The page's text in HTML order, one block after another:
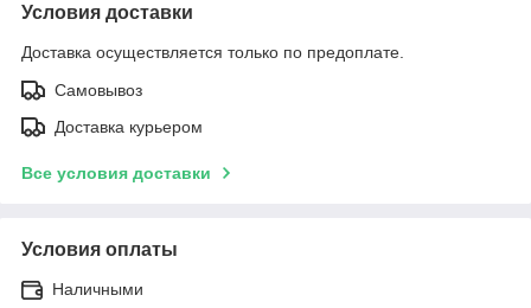
Условия доставки
Доставка осуществляется только по предоплате.
Самовывоз
Доставка курьером
Все условия доставки
Условия оплаты
Наличными